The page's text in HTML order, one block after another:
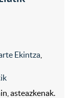
Ekintza
asteazkenak.